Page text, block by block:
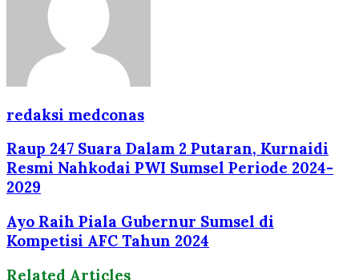
redaksi medconas
Raup 247 Suara Dalam 2 Putaran, Kurnaidi
Resmi Nahkodai PWI Sumsel Periode 2024-
2029
Ayo Raih Piala Gubernur Sumsel di
Kompetisi AFC Tahun 2024
Related Articles